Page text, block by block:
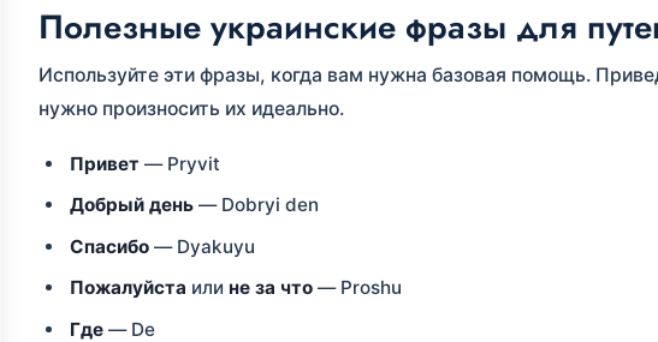
Полезные украинские фразы для
Используйте эти фразы, когда вам нужна базовая помощь.
нужно произносить их идеально.
Привет — Pryvit
Добрый день — Dobryi den
Спасибо — Dyakuyu
Пожалуйста или не за что — Proshu
Где — De